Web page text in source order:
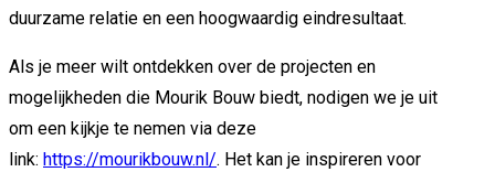
duurzame relatie en een hoogwaardig eindresultaat.
Als je meer wilt ontdekken over de projecten en
mogelijkheden die Mourik Bouw biedt, nodigen we je uit
om een kijkje te nemen via deze
link: https://mourikbouw.nl/. Het kan je inspireren voor